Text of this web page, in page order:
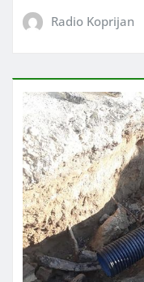
Radio Koprijan